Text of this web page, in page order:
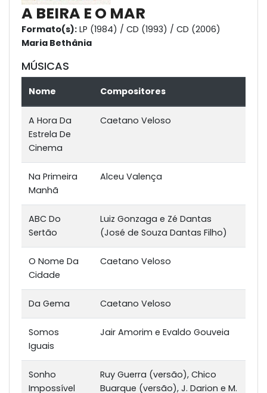
A BEIRA E O MAR
Formato(s): LP (1984) / CD (1993) / CD (2006)
Maria Bethânia
MÚSICAS
Nome Compositores
A Hora Da
Estrela De
Cinema
Caetano Veloso
Na Primeira
Manhã
Alceu Valença
ABC Do
Sertão
Luiz Gonzaga e Zé Dantas
(José de Souza Dantas Filho)
O Nome Da
Cidade
Caetano Veloso
Da Gema Caetano Veloso
Somos
Iguais
Jair Amorim e Evaldo Gouveia
Sonho
Impossível
Ruy Guerra (versão), Chico
Buarque (versão), J. Darion e M.